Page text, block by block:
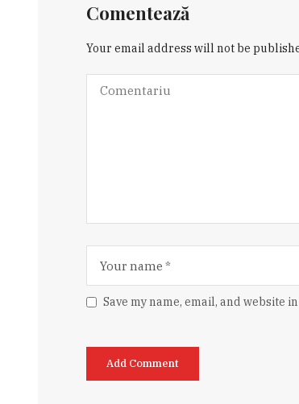
Comentează
Your email address will not be
Save my name, email, and website